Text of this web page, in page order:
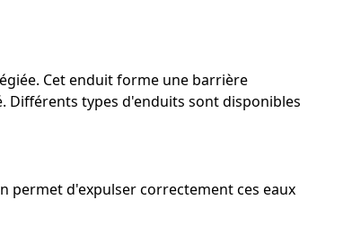
Cet enduit forme une barrière
types d'enduits sont disponibles
permet d'expulser correctement ces eaux